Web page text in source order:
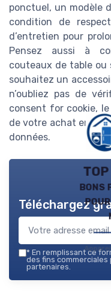
ponctuel, un modèle
condition de
d’entretien pour
Pensez aussi à
couteaux de table ou
souhaitez un
n’oubliez pas de
consent for cookie,
de votre achat en
données.
TOP
bons
Téléchargez
* En remplissant ce
des fins commerciales
partenaires.